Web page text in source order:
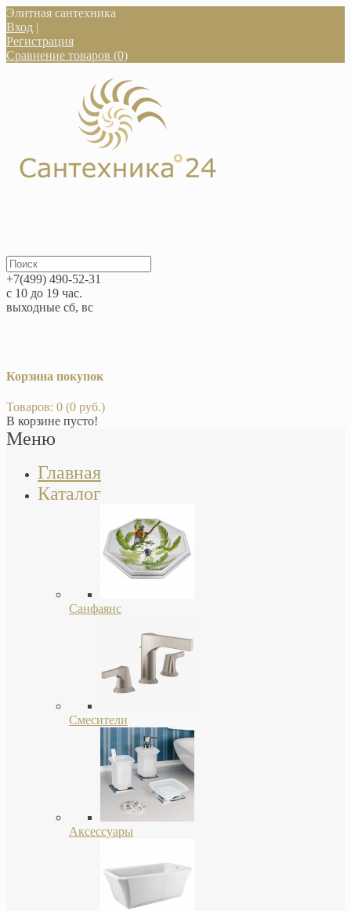
Элитная сантехника
Вход |
Регистрация
Сравнение товаров (0)
+7(499) 490-52-31
с 10 до 19 час.
выходные сб, вс
Корзина покупок
Товаров: 0 (0 руб.)
В корзине пусто!
Меню
Главная
Каталог
Санфаянс
Смесители
Аксессуары